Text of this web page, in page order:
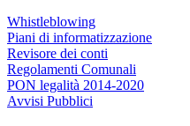
Whistleblowing
Piani di informatizzazione
Revisore dei conti
Regolamenti Comunali
PON legalità 2014-2020
Avvisi Pubblici